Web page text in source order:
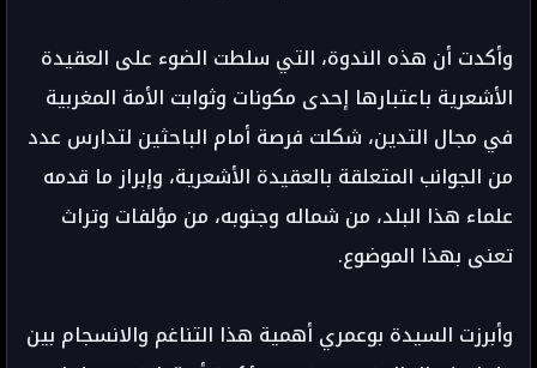
وأكدت أن هذه الندوة، التي سلطت الضوء على العقيدة
الأشعرية باعتبارها إحدى مكونات وثوابت الأمة المغربية
في مجال التدين، شكلت فرصة أمام الباحثين لتدارس عدد
من الجوانب المتعلقة بالعقيدة الأشعرية، وإبراز ما قدمه
علماء هذا البلد، من شماله وجنوبه، من مؤلفات وتراث
تعنى بهذا الموضوع.
وأبرزت السيدة بوعمري أهمية هذا التناغم والانسجام بين